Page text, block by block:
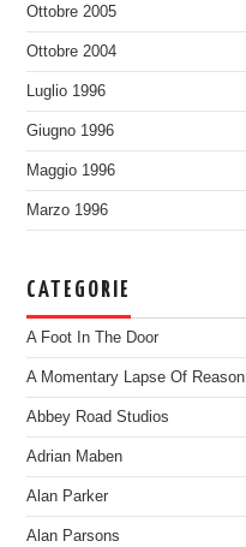
Ottobre 2005
Ottobre 2004
Luglio 1996
Giugno 1996
Maggio 1996
Marzo 1996
CATEGORIE
A Foot In The Door
A Momentary Lapse Of Reason
Abbey Road Studios
Adrian Maben
Alan Parker
Alan Parsons